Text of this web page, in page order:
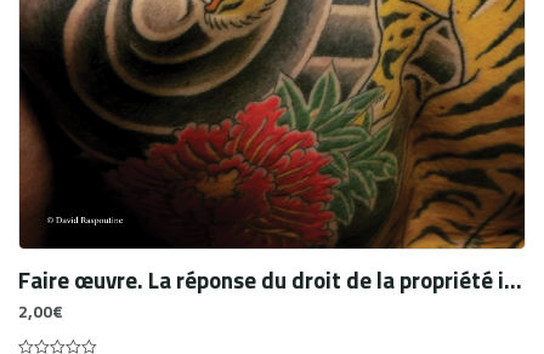
Faire œuvre. La réponse du droit de la propriété intellectuelle
2,00€